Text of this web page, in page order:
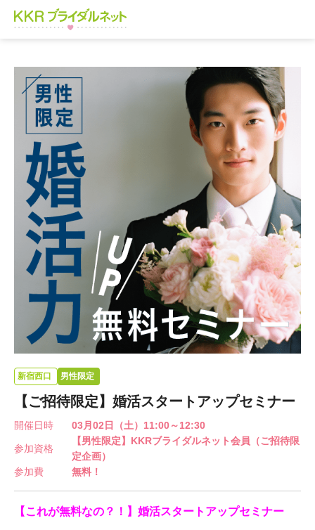
新宿西口 男性限定
【ご招待限定】婚活スタートアップセミナー
開催日時 03月02日（土）11:00～12:30
参加資格
【男性限定】KKRブライダルネット会員（ご招待限
定企画）
参加費
無料！
【これが無料なの？！】婚活スタートアップセミナー